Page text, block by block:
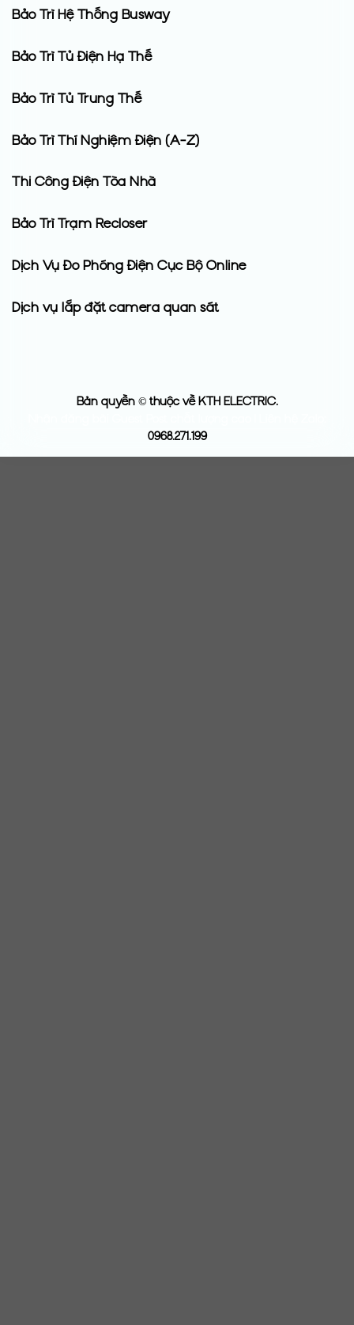
Bảo Trì Hệ Thống Busway
Bảo Trì Tủ Điện Hạ Thế
Bảo Trì Tủ Trung Thế
Bảo Trì Thí Nghiệm Điện (A-Z)
Thi Công Điện Tòa Nhà
Bảo Trì Trạm Recloser
Dịch Vụ Đo Phóng Điện Cục Bộ Online
Dịch vụ lắp đặt camera quan sát
Bản quyền © thuộc về KTH ELECTRIC.
0968.271.199